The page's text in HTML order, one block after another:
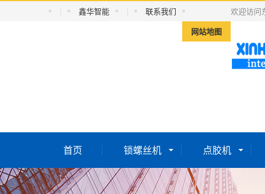
鑫华智能
联系我们
网站地图
欢迎访问
首页 锁螺丝机 点胶机